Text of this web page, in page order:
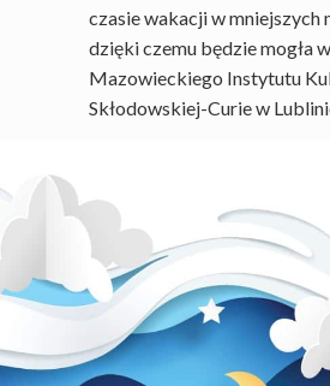
czasie wakacji w
dzięki czemu będzie mogła
Mazowieckiego Instytutu
Skłodowskiej-Curie w